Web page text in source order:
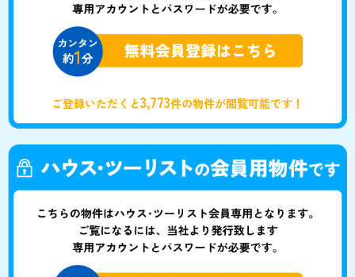
ご登録いただくと3,773件の物件が閲覧可能です！